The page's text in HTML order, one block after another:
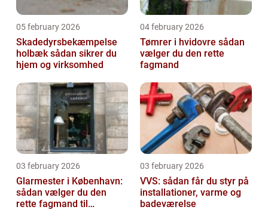
05 february 2026
Skadedyrsbekæmpelse
holbæk sådan sikrer du
hjem og virksomhed
04 february 2026
Tømrer i hvidovre sådan
vælger du den rette
fagmand
03 february 2026
Glarmester i København:
sådan vælger du den
rette fagmand til
03 february 2026
VVS: sådan får du styr på
installationer, varme og
badeværelse